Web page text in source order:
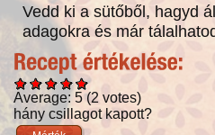
Vedd ki a sütőből, hagyd
adagokra és már
Average: 5 (2 votes)
hány csillagot kapott?